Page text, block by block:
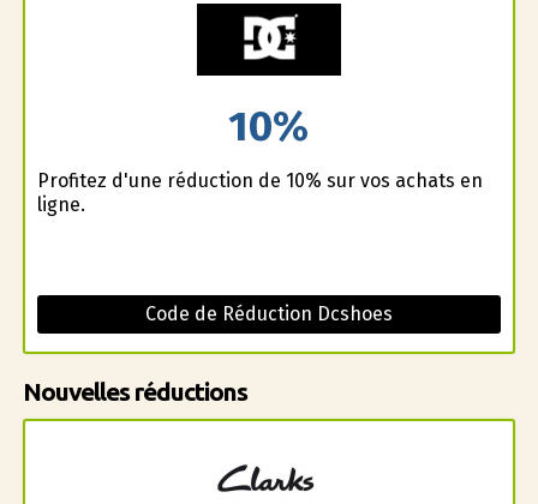
10%
Profitez d'une réduction de 10% sur vos achats en
ligne.
Code de Réduction Dcshoes
Nouvelles réductions